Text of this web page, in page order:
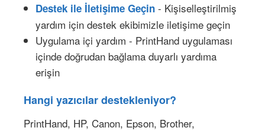
Destek ile İletişime Geçin - Kişiselleştirilmiş
yardım için destek ekibimizle iletişime geçin
Uygulama içi yardım - PrintHand uygulaması
içinde doğrudan bağlama duyarlı yardıma
erişin
Hangi yazıcılar destekleniyor?
PrintHand, HP, Canon, Epson, Brother,